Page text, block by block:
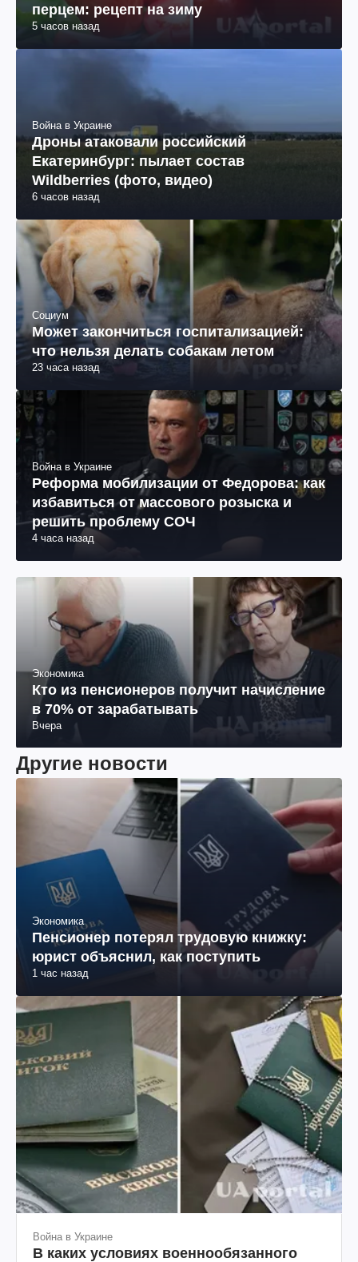
перцем: рецепт на зиму
5 часов назад
Война в Украине
Дроны атаковали российский
Екатеринбург: пылает состав
Wildberries (фото, видео)
6 часов назад
Социум
Может закончиться госпитализацией:
что нельзя делать собакам летом
23 часа назад
Война в Украине
Реформа мобилизации от Федорова: как
избавиться от массового розыска и
решить проблему СОЧ
4 часа назад
Экономика
Кто из пенсионеров получит начисление
в 70% от зарабатывать
Вчера
Другие новости
Экономика
Пенсионер потерял трудовую книжку:
юрист объяснил, как поступить
1 час назад
Война в Украине
В каких условиях военнообязанного